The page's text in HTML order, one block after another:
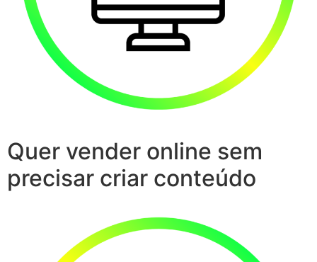
Quer vender online sem
precisar criar conteúdo